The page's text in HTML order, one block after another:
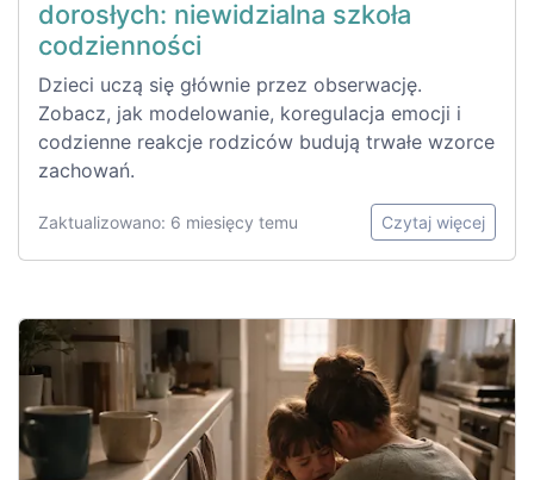
dorosłych: niewidzialna szkoła
codzienności
Dzieci uczą się głównie przez obserwację.
Zobacz, jak modelowanie, koregulacja emocji i
codzienne reakcje rodziców budują trwałe wzorce
zachowań.
Zaktualizowano: 6 miesięcy temu Czytaj więcej